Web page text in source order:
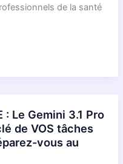
de la santé
: Le Gemini 3.1 Pro
de VOS tâches
vous au